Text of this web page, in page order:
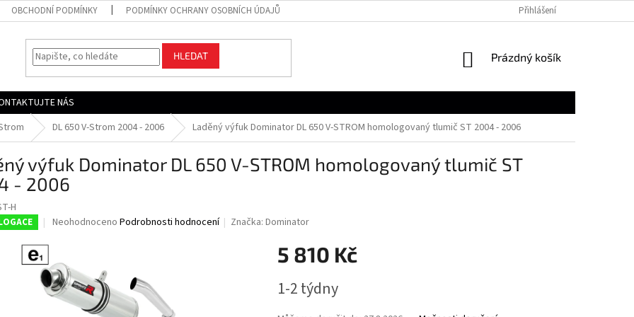
OBCHODNÍ PODMÍNKY PODMÍNKY OCHRANY OSOBNÍCH ÚDAJŮ Přihlášení
HLEDAT
NÁKUPNÍ
Prázdný košík
NÁS
DL 650 V-Strom 2004 - 2006 Laděný výfuk Dominator DL 650 V-STROM homologovaný tlumič ST 2004 - 2006
výfuk Dominator DL 650 V-STROM homologovaný tlumič ST
- 2006
H
Průměrné
je
0,0
z
5
Neohodnoceno Podrobnosti hodnocení Značka:Dominator
5 810 Kč
cena:
1-2 týdny